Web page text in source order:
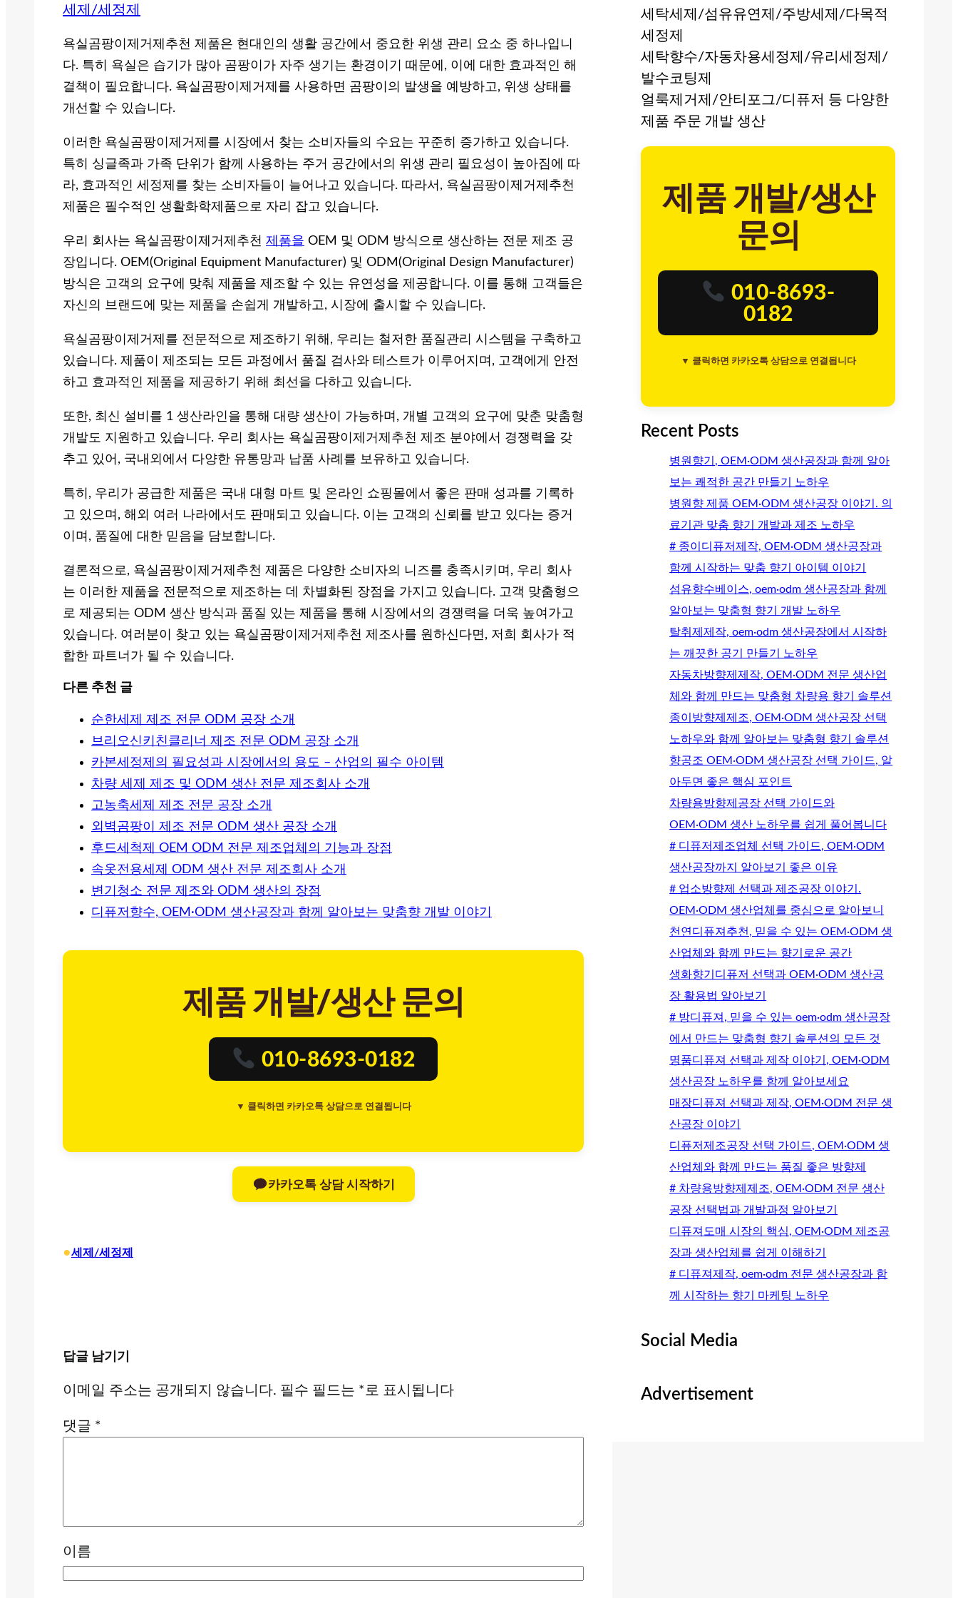
세제/세정제
욕실곰팡이제거제추천 제품은 현대인의 생활 공간에서 중요한 위생 관리 요소 중 하나입니
다. 특히 욕실은 습기가 많아 곰팡이가 자주 생기는 환경이기 때문에, 이에 대한 효과적인 해
결책이 필요합니다. 욕실곰팡이제거제를 사용하면 곰팡이의 발생을 예방하고, 위생 상태를
개선할 수 있습니다.
이러한 욕실곰팡이제거제를 시장에서 찾는 소비자들의 수요는 꾸준히 증가하고 있습니다.
특히 싱글족과 가족 단위가 함께 사용하는 주거 공간에서의 위생 관리 필요성이 높아짐에 따
라, 효과적인 세정제를 찾는 소비자들이 늘어나고 있습니다. 따라서, 욕실곰팡이제거제추천
제품은 필수적인 생활화학제품으로 자리 잡고 있습니다.
우리 회사는 욕실곰팡이제거제추천 제품을 OEM 및 ODM 방식으로 생산하는 전문 제조 공
장입니다. OEM(Original Equipment Manufacturer) 및 ODM(Original Design Manufacturer)
방식은 고객의 요구에 맞춰 제품을 제조할 수 있는 유연성을 제공합니다. 이를 통해 고객들은
자신의 브랜드에 맞는 제품을 손쉽게 개발하고, 시장에 출시할 수 있습니다.
욕실곰팡이제거제를 전문적으로 제조하기 위해, 우리는 철저한 품질관리 시스템을 구축하고
있습니다. 제품이 제조되는 모든 과정에서 품질 검사와 테스트가 이루어지며, 고객에게 안전
하고 효과적인 제품을 제공하기 위해 최선을 다하고 있습니다.
또한, 최신 설비를 1 생산라인을 통해 대량 생산이 가능하며, 개별 고객의 요구에 맞춘 맞춤형
개발도 지원하고 있습니다. 우리 회사는 욕실곰팡이제거제추천 제조 분야에서 경쟁력을 갖
추고 있어, 국내외에서 다양한 유통망과 납품 사례를 보유하고 있습니다.
특히, 우리가 공급한 제품은 국내 대형 마트 및 온라인 쇼핑몰에서 좋은 판매 성과를 기록하
고 있으며, 해외 여러 나라에서도 판매되고 있습니다. 이는 고객의 신뢰를 받고 있다는 증거
이며, 품질에 대한 믿음을 담보합니다.
결론적으로, 욕실곰팡이제거제추천 제품은 다양한 소비자의 니즈를 충족시키며, 우리 회사
는 이러한 제품을 전문적으로 제조하는 데 차별화된 장점을 가지고 있습니다. 고객 맞춤형으
로 제공되는 ODM 생산 방식과 품질 있는 제품을 통해 시장에서의 경쟁력을 더욱 높여가고
있습니다. 여러분이 찾고 있는 욕실곰팡이제거제추천 제조사를 원하신다면, 저희 회사가 적
합한 파트너가 될 수 있습니다.
다른 추천 글
순한세제 제조 전문 ODM 공장 소개
브리오신키친클리너 제조 전문 ODM 공장 소개
카본세정제의 필요성과 시장에서의 용도 – 산업의 필수 아이템
차량 세제 제조 및 ODM 생산 전문 제조회사 소개
고농축세제 제조 전문 공장 소개
외벽곰팡이 제조 전문 ODM 생산 공장 소개
후드세척제 OEM ODM 전문 제조업체의 기능과 장점
속옷전용세제 ODM 생산 전문 제조회사 소개
변기청소 전문 제조와 ODM 생산의 장점
디퓨저향수, OEM·ODM 생산공장과 함께 알아보는 맞춤향 개발 이야기
제품 개발/생산 문의
010-8693-0182
▼ 클릭하면 카카오톡 상담으로 연결됩니다
카카오톡 상담 시작하기
•세제/세정제
답글 남기기
이메일 주소는 공개되지 않습니다. 필수 필드는 *로 표시됩니다
댓글 *
이름
세탁세제/섬유유연제/주방세제/다목적
세정제
세탁향수/자동차용세정제/유리세정제/
발수코팅제
얼룩제거제/안티포그/디퓨저 등 다양한
제품 주문 개발 생산
제품 개발/생산
문의
010-8693-
0182
▼ 클릭하면 카카오톡 상담으로 연결됩니다
Recent Posts
병원향기, OEM·ODM 생산공장과 함께 알아
보는 쾌적한 공간 만들기 노하우
병원향 제품 OEM·ODM 생산공장 이야기. 의
료기관 맞춤 향기 개발과 제조 노하우
# 종이디퓨저제작, OEM·ODM 생산공장과
함께 시작하는 맞춤 향기 아이템 이야기
섬유향수베이스, oem·odm 생산공장과 함께
알아보는 맞춤형 향기 개발 노하우
탈취제제작, oem·odm 생산공장에서 시작하
는 깨끗한 공기 만들기 노하우
자동차방향제제작, OEM·ODM 전문 생산업
체와 함께 만드는 맞춤형 차량용 향기 솔루션
종이방향제제조, OEM·ODM 생산공장 선택
노하우와 함께 알아보는 맞춤형 향기 솔루션
향공조 OEM·ODM 생산공장 선택 가이드, 알
아두면 좋은 핵심 포인트
차량용방향제공장 선택 가이드와
OEM·ODM 생산 노하우를 쉽게 풀어봅니다
# 디퓨저제조업체 선택 가이드, OEM·ODM
생산공장까지 알아보기 좋은 이유
# 업소방향제 선택과 제조공장 이야기.
OEM·ODM 생산업체를 중심으로 알아보니
천연디퓨져추천, 믿을 수 있는 OEM·ODM 생
산업체와 함께 만드는 향기로운 공간
생화향기디퓨저 선택과 OEM·ODM 생산공
장 활용법 알아보기
# 방디퓨져, 믿을 수 있는 oem·odm 생산공장
에서 만드는 맞춤형 향기 솔루션의 모든 것
명품디퓨져 선택과 제작 이야기, OEM·ODM
생산공장 노하우를 함께 알아보세요
매장디퓨져 선택과 제작, OEM·ODM 전문 생
산공장 이야기
디퓨저제조공장 선택 가이드, OEM·ODM 생
산업체와 함께 만드는 품질 좋은 방향제
# 차량용방향제제조, OEM·ODM 전문 생산
공장 선택법과 개발과정 알아보기
디퓨져도매 시장의 핵심, OEM·ODM 제조공
장과 생산업체를 쉽게 이해하기
# 디퓨져제작, oem·odm 전문 생산공장과 함
께 시작하는 향기 마케팅 노하우
Social Media
Advertisement